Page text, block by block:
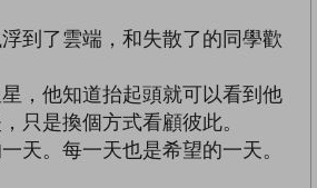
到了雲端，和失散了的同學歡
，他知道抬起頭就可以看到他
只是換個方式看顧彼此。
天。每一天也是希望的一天。